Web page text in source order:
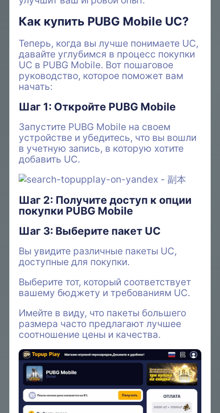
Как купить PUBG Mobile UC?
Теперь, когда вы лучше понимаете UC,
давайте углубимся в процесс покупки
UC в PUBG Mobile. Вот пошаговое
руководство, которое поможет вам
начать:
Шаг 1: Откройте PUBG Mobile
Запустите PUBG Mobile на своем
устройстве и убедитесь, что вы вошли
в учетную запись, в которую хотите
добавить UC.
Шаг 2: Получите доступ к опции
покупки PUBG Mobile
Шаг 3: Выберите пакет UC
Вы увидите различные пакеты UC,
доступные для покупки.
Выберите тот, который соответствует
вашему бюджету и требованиям UC.
Имейте в виду, что пакеты большего
размера часто предлагают лучшее
соотношение цены и качества.